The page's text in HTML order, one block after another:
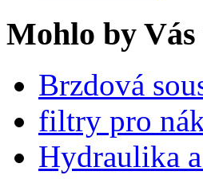
Mohlo by
Brzdová
filtry pro
Hydraulika